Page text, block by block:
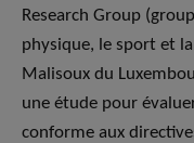
Research Group
physique, le sport et
Malisoux du
une étude pour
conforme aux